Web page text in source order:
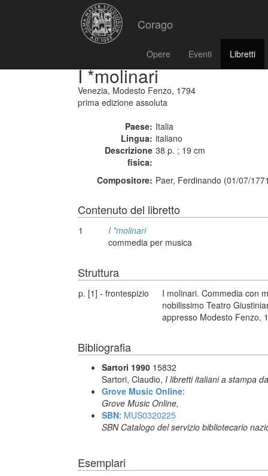
Corago
Opere Eventi Libretti
I *molinari
Venezia, Modesto Fenzo, 1794
prima edizione assoluta
Paese: Italia
Lingua: italiano
Descrizione
fisica:
38 p. ; 19 cm
Compositore: Paer, Ferdinando (01/07/
Contenuto del libretto
1
I *molinari
commedia per musica
Struttura
p. [1] - frontespizio
I molinari. Commedia con
nobilissimo Teatro
appresso Modesto Fenzo,
Bibliografia
Sartori 1990 15832
Sartori, Claudio, I libretti italiani a stampa
Grove Music Online:
Grove Music Online,
SBN: MUS0320225
SBN Catalogo del servizio bibliotecario
Esemplari